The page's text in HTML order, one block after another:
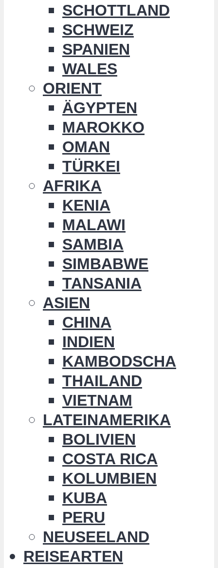
SCHOTTLAND
SCHWEIZ
SPANIEN
WALES
ORIENT
ÄGYPTEN
MAROKKO
OMAN
TÜRKEI
AFRIKA
KENIA
MALAWI
SAMBIA
SIMBABWE
TANSANIA
ASIEN
CHINA
INDIEN
KAMBODSCHA
THAILAND
VIETNAM
LATEINAMERIKA
BOLIVIEN
COSTA RICA
KOLUMBIEN
KUBA
PERU
NEUSEELAND
REISEARTEN